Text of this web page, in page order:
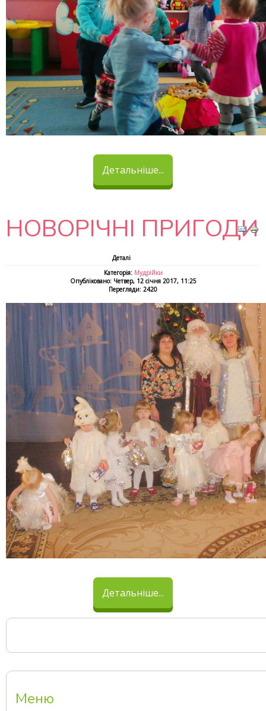
Детальніше...
НОВОРІЧНІ ПРИГОДИ
Деталі
Категорія: Мудрійки
Опубліковано: Четвер, 12 січня 2017, 11:25
Перегляди: 2420
Детальніше...
Меню